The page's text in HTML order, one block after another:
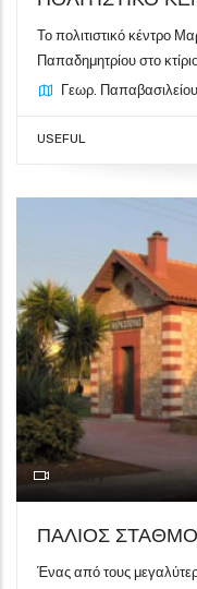
Το πολιτιστικό κέντρο
Παπαδημητρίου στο
Γεωρ.
USEFUL
ΠΑΛΙΟΣ
Ένας από τους